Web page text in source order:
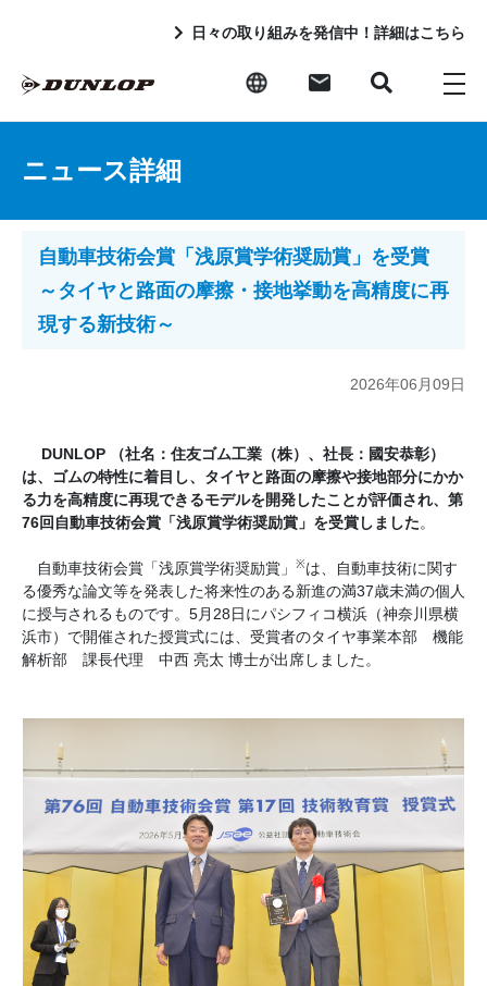
日々の取り組みを発信中！詳細はこちら
ニュース詳細
自動車技術会賞「浅原賞学術奨励賞」を受賞
～タイヤと路面の摩擦・接地挙動を高精度に再
現する新技術～
2026年06月09日
DUNLOP （社名：住友ゴム工業（株）、社長：國安恭彰）
は、ゴムの特性に着目し、タイヤと路面の摩擦や接地部分にかか
る力を高精度に再現できるモデルを開発したことが評価され、第
76回自動車技術会賞「浅原賞学術奨励賞」を受賞しました。
自動車技術会賞「浅原賞学術奨励賞」 ※は、自動車技術に関す
る優秀な論文等を発表した将来性のある新進の満37歳未満の個人
に授与されるものです。5月28日にパシフィコ横浜（神奈川県横
浜市）で開催された授賞式には、受賞者のタイヤ事業本部 機能
解析部 課長代理 中西 亮太 博士が出席しました。